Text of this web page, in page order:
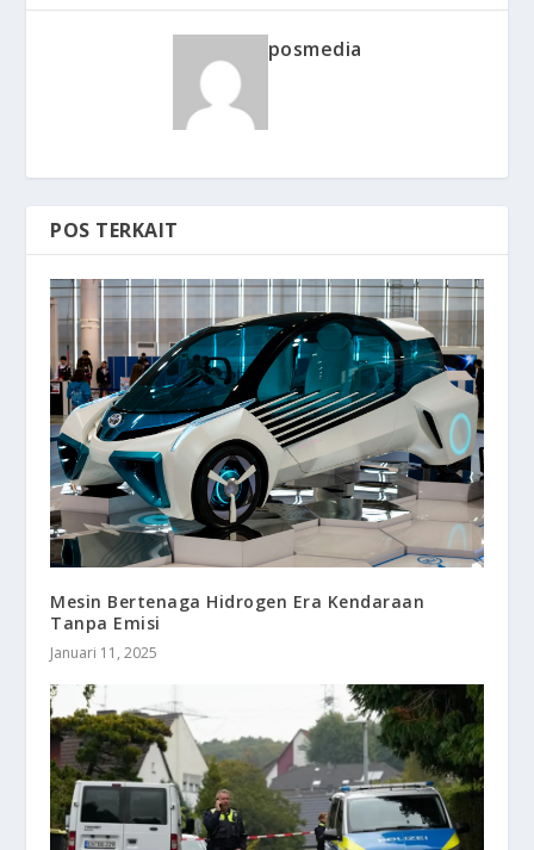
posmedia
POS TERKAIT
Mesin Bertenaga Hidrogen Era Kendaraan
Tanpa Emisi
Januari 11, 2025